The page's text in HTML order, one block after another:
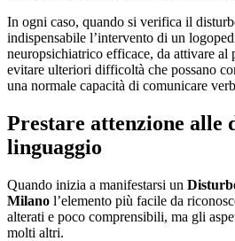
In ogni caso, quando si verifica il
indispensabile l’intervento di un
neuropsichiatrico efficace, da attivare al
evitare ulteriori difficoltà che possano
una normale capacità di comunicare
Prestare attenzione alle
linguaggio
Quando inizia a manifestarsi un
Milano l’elemento più facile da
alterati e poco comprensibili, ma gli
molti altri.